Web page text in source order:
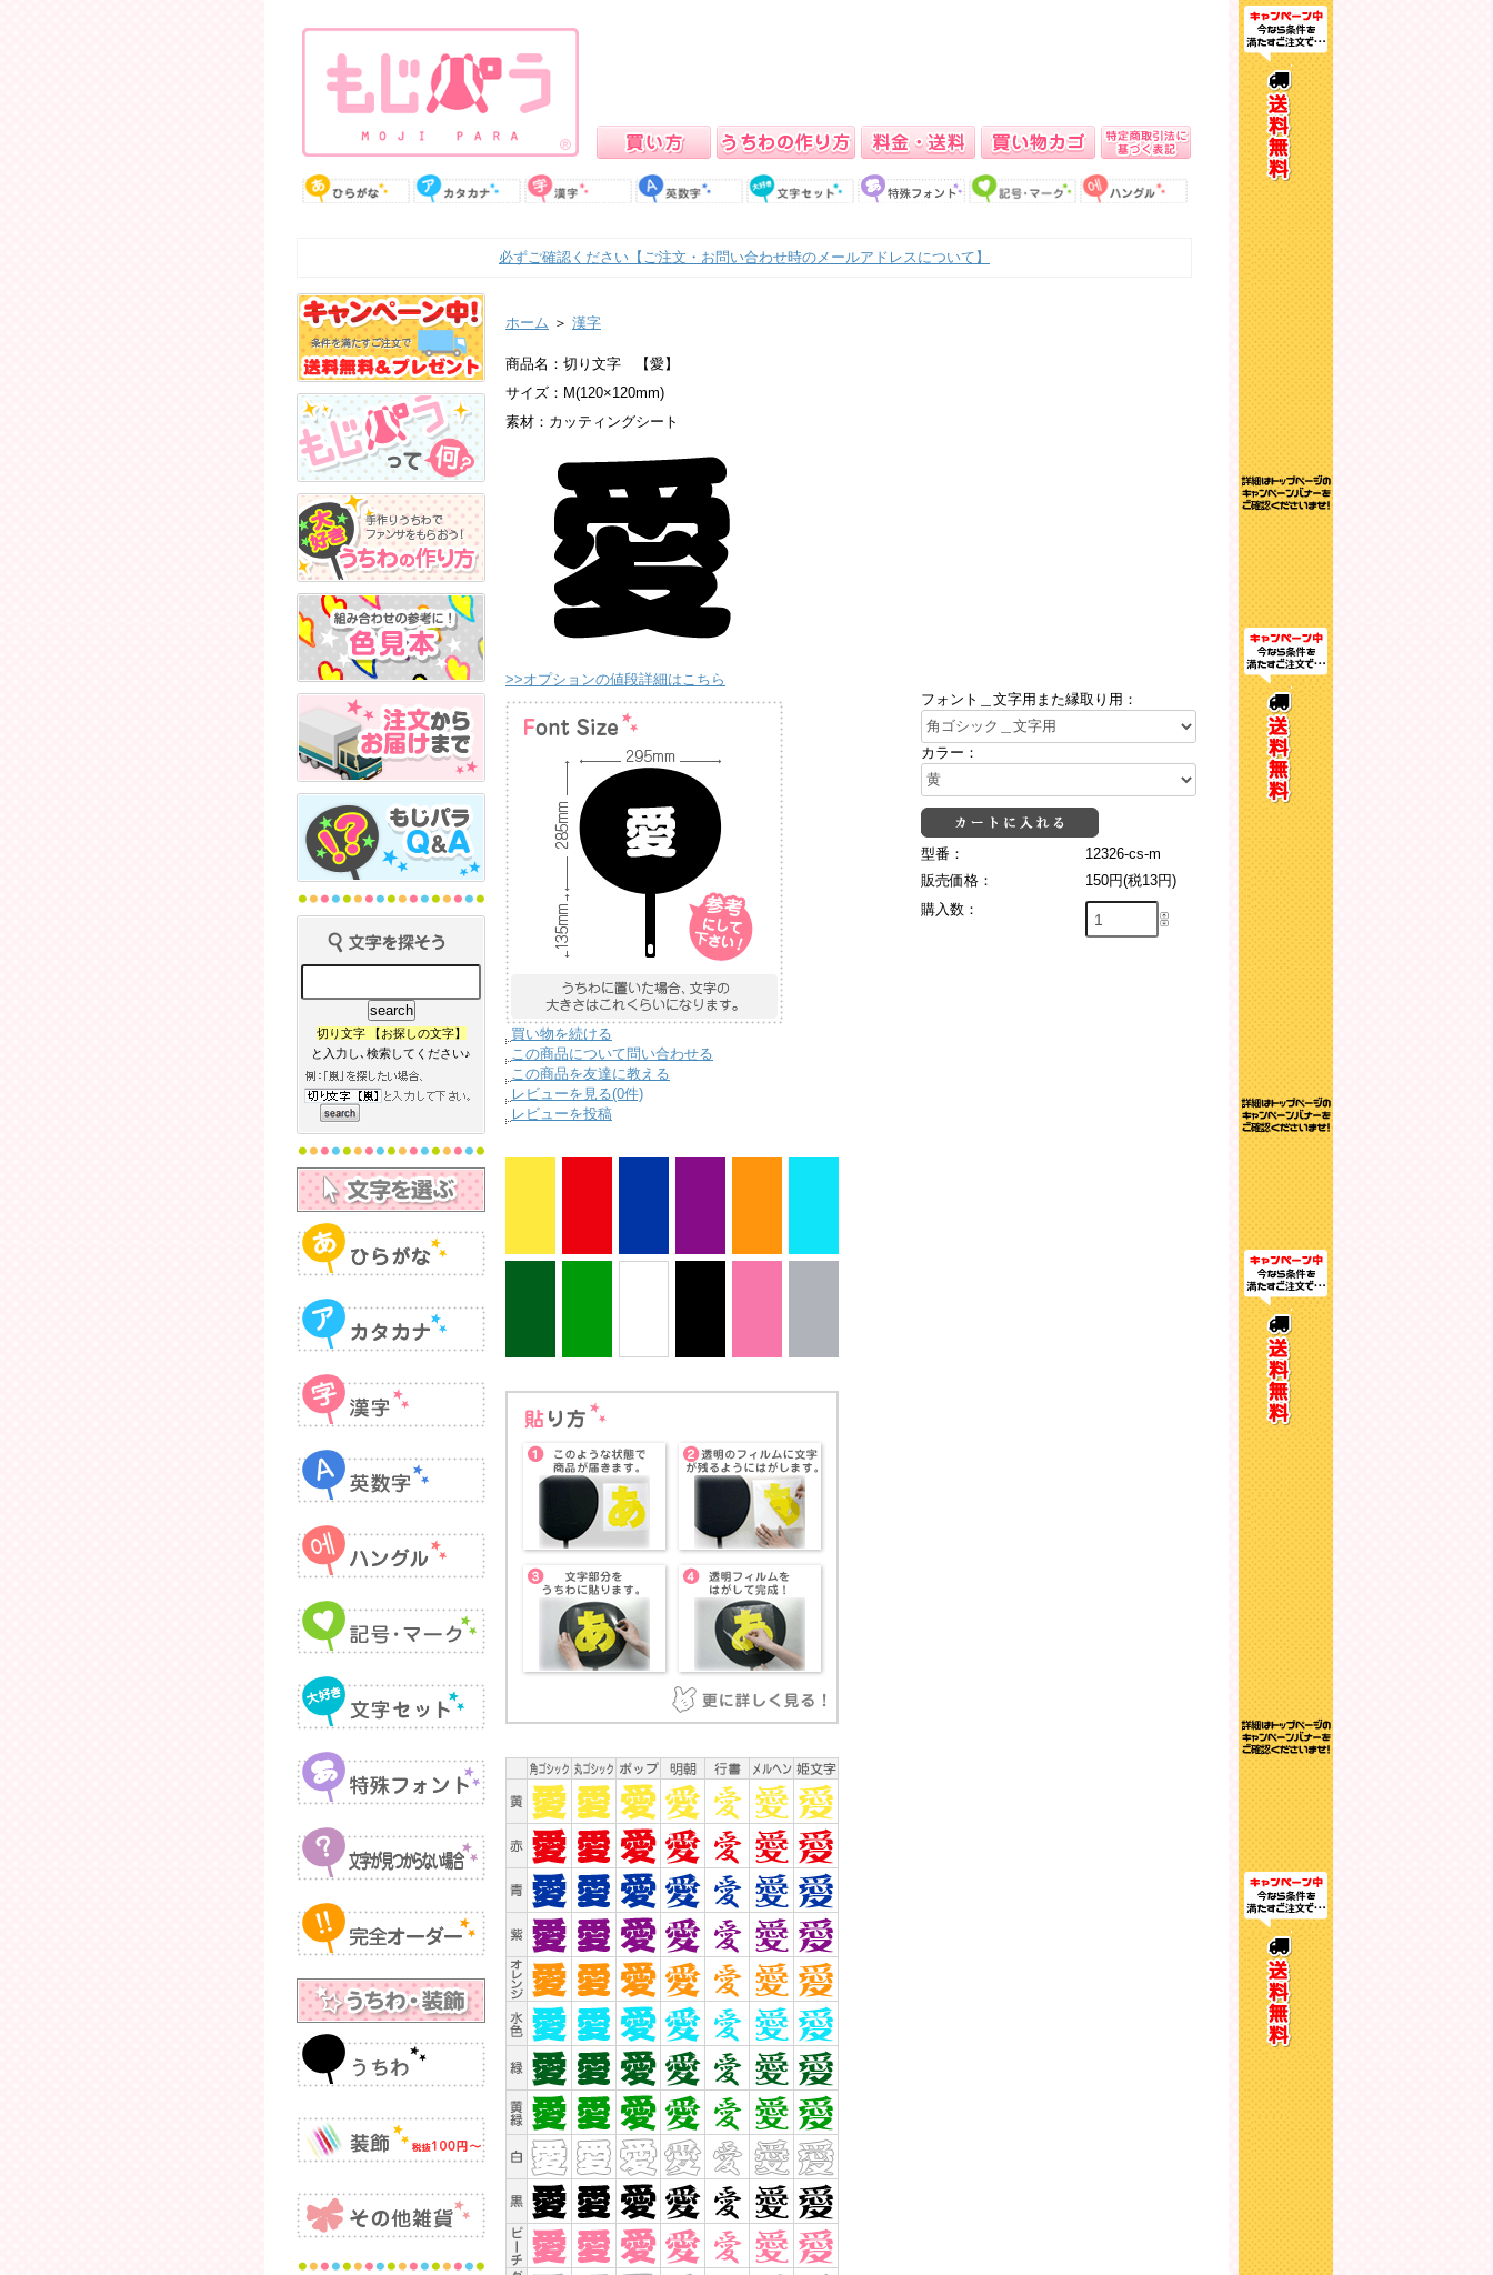
必ずご確認ください【ご注文・お問い合わせ時のメールアドレスについて】
切り文字 【お探しの文字】
と入力し､検索してください♪
ホーム ＞ 漢字
商品名：切り文字 【愛】
サイズ：M(120×120mm)
素材：カッティングシート
>>オプションの値段詳細はこちら
フォント＿文字用また縁取り用：
カラー：
型番：
12326-cs-m
販売価格：
150円(税13円)
購入数：
買い物を続ける
この商品について問い合わせる
この商品を友達に教える
レビューを見る(0件)
レビューを投稿